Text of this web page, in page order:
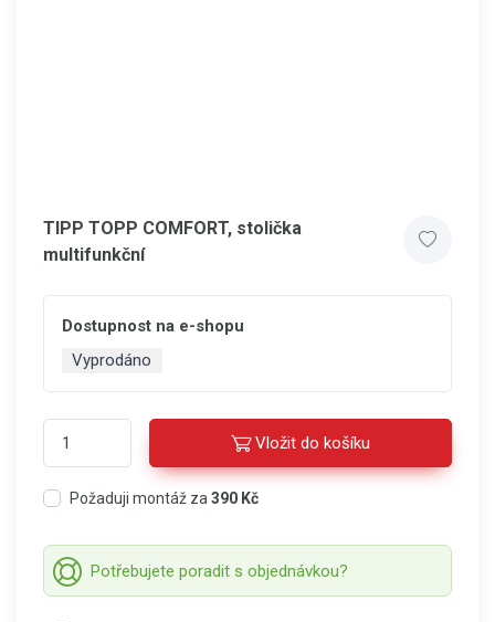
TIPP TOPP COMFORT, stolička
multifunkční
Dostupnost na e-shopu
Vyprodáno
Vložit do košíku
Požaduji montáž za 390 Kč
Potřebujete poradit s objednávkou?